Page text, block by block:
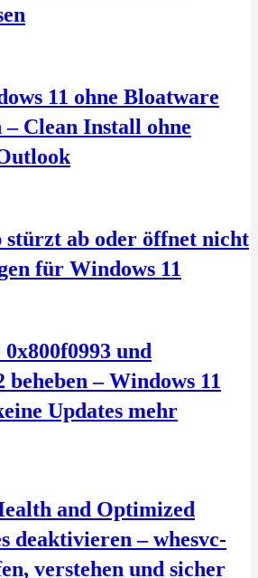
11 ohne Bloatware
Clean Install ohne
stürzt ab oder öffnet nicht
für Windows 11
und
beheben – Windows 11
Updates mehr
and Optimized
deaktivieren – whesvc-
verstehen und sicher